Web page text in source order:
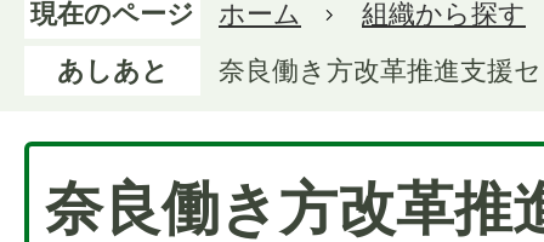
現在のページ ホーム
組織から探す
あしあと
奈良働き方改革推進支援
奈良働き方改革推